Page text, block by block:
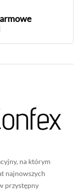
na którym
najnowszych
przystępny